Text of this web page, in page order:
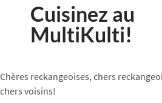
Cuisinez au
MultiKulti!
Chères reckangeoises, chers
chers voisins!